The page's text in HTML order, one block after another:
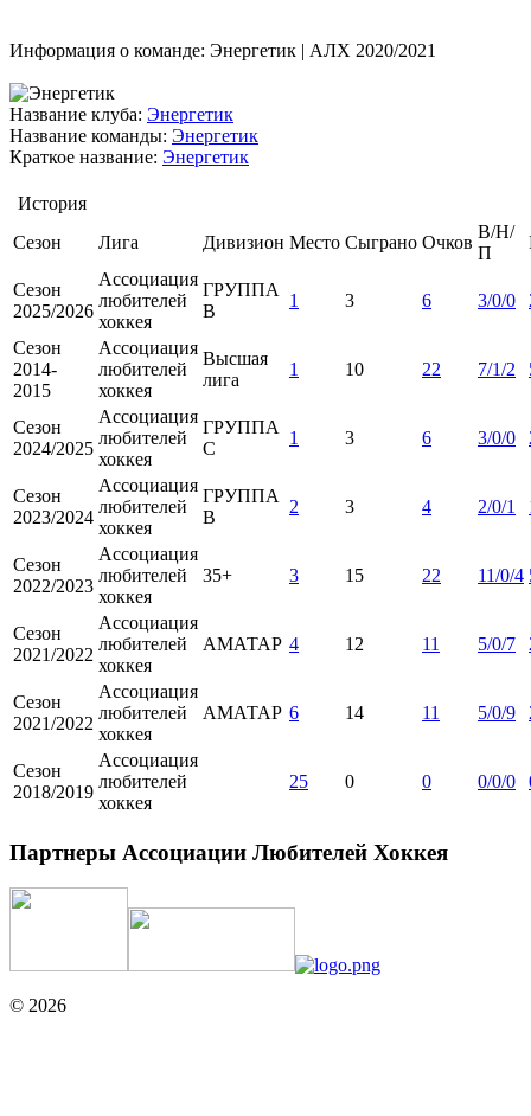
Информация о команде: Энергетик | АЛХ 2020/2021
Название клуба: Энергетик
Название команды: Энергетик
Краткое название: Энергетик
История
Сезон
Лига Дивизион Место Сыграно Очков
В/Н/
П
Сезон
2025/2026
Ассоциация
любителей
хоккея
ГРУППА
B
1 3 6 3/0/0
Сезон
2014-
2015
Ассоциация
любителей
хоккея
Высшая
лига
1 10 22 7/1/2
Сезон
2024/2025
Ассоциация
любителей
хоккея
ГРУППА
С
1 3 6 3/0/0
Сезон
2023/2024
Ассоциация
любителей
хоккея
ГРУППА
B
2 3 4 2/0/1
Сезон
2022/2023
Ассоциация
любителей
хоккея
35+ 3 15 22 11/0/4
Сезон
2021/2022
Ассоциация
любителей
хоккея
АМАТАР 4 12 11 5/0/7
Сезон
2021/2022
Ассоциация
любителей
хоккея
АМАТАР 6 14 11 5/0/9
Сезон
2018/2019
Ассоциация
любителей
хоккея
25 0 0 0/0/0
Партнеры Ассоциации Любителей Хоккея
© 2026